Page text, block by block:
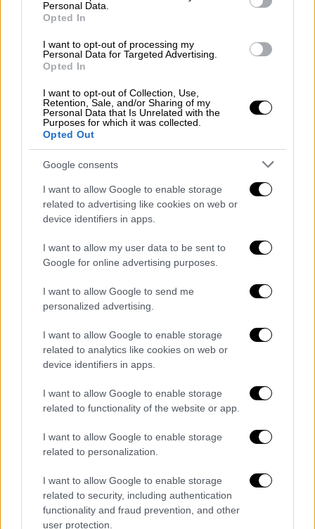
Personal Data.
Opted In
I want to opt-out of processing my
Personal Data for Targeted Advertising.
Opted In
I want to opt-out of Collection, Use,
Retention, Sale, and/or Sharing of my
Personal Data that Is Unrelated with the
Purposes for which it was collected.
Opted Out
Google consents
I want to allow Google to enable storage
related to advertising like cookies on web or
device identifiers in apps.
I want to allow my user data to be sent to
Google for online advertising purposes.
I want to allow Google to send me
personalized advertising.
I want to allow Google to enable storage
related to analytics like cookies on web or
device identifiers in apps.
I want to allow Google to enable storage
related to functionality of the website or app.
I want to allow Google to enable storage
related to personalization.
I want to allow Google to enable storage
related to security, including authentication
functionality and fraud prevention, and other
user protection.
60 km, μέγιστη ταχύτητα 25 km/h και
ενσωματωμένα συστήματα GPS/4G για
παρακολούθησησε πραγματικό χρόνο, ενώ
διαθέτουν εξοπλισμό ασφαλείας όπως
τοποθετούνται σε ειδικές
αντιβανδαλιστικές βάσεις κλειδώματος και
φόρτισης, οι οποίες εξασφαλίζουν την
ασφαλή πρόσδεση του ποδηλάτου και την
αυτόματη φόρτιση της μπαταρίας κατά τη
στάθμευση, με ενσωματωμένα συστήματα
προστασίας και αντοχή σε έντονη χρήση,
επιτρέποντας την εύκολη και συνεχή
λειτουργία του συστήματος για τους
χρήστες.
Οι πολίτες μπορούν να κατεβάσουν στο
κινητό τους την εφαρμογή
όπου επιλέγουν τον Δήμο Νέας Σμύρνης και
με απλά βήματα κάνουν εγγραφή. Στη
συνέχεια εμφανίζονται τα διαθέσιμα
ποδήλατα στους σταθμούς τα οποία μπορούν
να χρησιμοποιήσουν για διαδρομές μέσα
σκανάρουν τον κωδικό Qr που αναγράφεται
στην αφίσα.